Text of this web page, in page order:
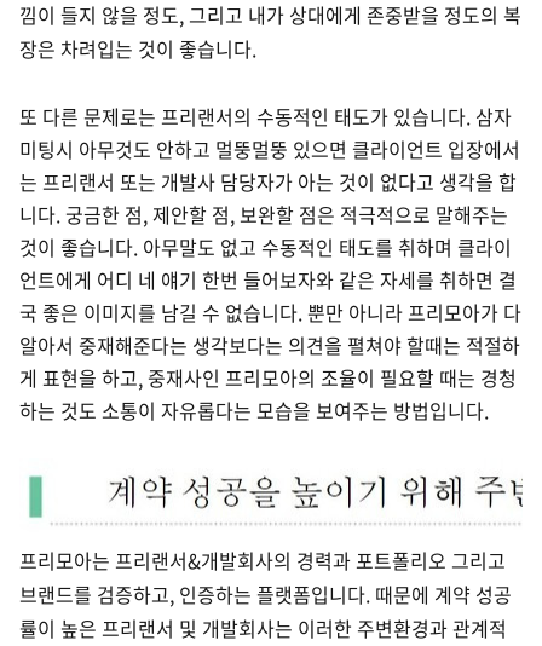
낌이 들지 않을 정도, 그리고 내가 상대에게 존중받을 정도의 복
장은 차려입는 것이 좋습니다.
또 다른 문제로는 프리랜서의 수동적인 태도가 있습니다. 삼자
미팅시 아무것도 안하고 멀뚱멀뚱 있으면 클라이언트 입장에서
는 프리랜서 또는 개발사 담당자가 아는 것이 없다고 생각을 합
니다. 궁금한 점, 제안할 점, 보완할 점은 적극적으로 말해주는
것이 좋습니다. 아무말도 없고 수동적인 태도를 취하며 클라이
언트에게 어디 네 얘기 한번 들어보자와 같은 자세를 취하면 결
국 좋은 이미지를 남길 수 없습니다. 뿐만 아니라 프리모아가 다
알아서 중재해준다는 생각보다는 의견을 펼쳐야 할때는 적절하
게 표현을 하고, 중재사인 프리모아의 조율이 필요할 때는 경청
하는 것도 소통이 자유롭다는 모습을 보여주는 방법입니다.
프리모아는 프리랜서&개발회사의 경력과 포트폴리오 그리고
브랜드를 검증하고, 인증하는 플랫폼입니다. 때문에 계약 성공
률이 높은 프리랜서 및 개발회사는 이러한 주변환경과 관계적